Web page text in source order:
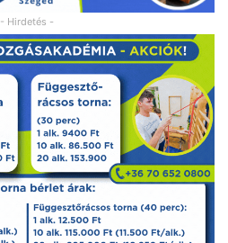
- Hirdetés -